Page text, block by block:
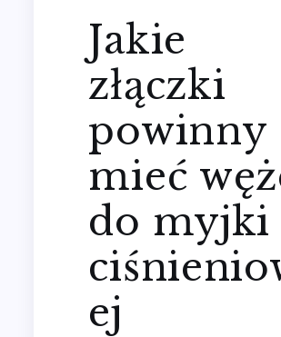
Jakie
złączki
powinny
mieć
do myjki
ej